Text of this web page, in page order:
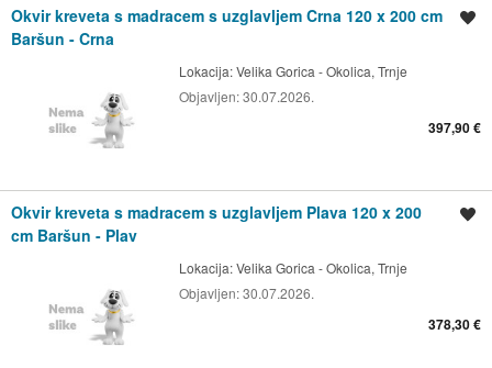
Okvir kreveta s madracem s uzglavljem Crna 120 x 200 cm
Baršun - Crna
Lokacija:Velika Gorica - Okolica, Trnje
Objavljen:30.07.2026.
397,90 €
Okvir kreveta s madracem s uzglavljem Plava 120 x 200
cm Baršun - Plav
Lokacija:Velika Gorica - Okolica, Trnje
Objavljen:30.07.2026.
378,30 €